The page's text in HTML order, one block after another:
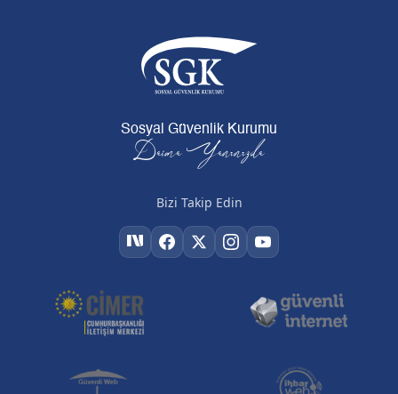
Sosyal Güvenlik Kurumu
Daima Yanınızda
Bizi Takip Edin